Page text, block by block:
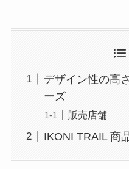
デザイン性の高
ーズ
販売店舗
IKONI TRAIL 商